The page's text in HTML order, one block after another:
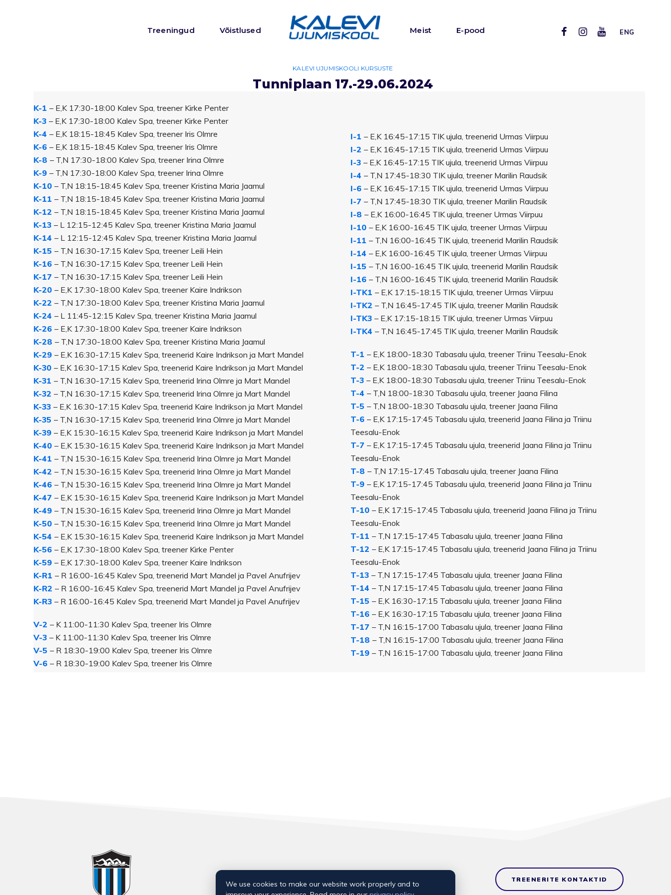
ENG
Treeningud Võistlused Meist E-pood
KALEVI UJUMISKOOLI KURSUSTE
Tunniplaan 17.-29.06.2024
K-1– E,K 17:30-18:00 Kalev Spa, treener Kirke Penter
K-3– E,K 17:30-18:00 Kalev Spa, treener Kirke Penter
K-4– E,K 18:15-18:45 Kalev Spa, treener Iris Olmre
K-6– E,K 18:15-18:45 Kalev Spa, treener Iris Olmre
K-8– T,N 17:30-18:00 Kalev Spa, treener Irina Olmre
K-9– T,N 17:30-18:00 Kalev Spa, treener Irina Olmre
K-10– T,N 18:15-18:45 Kalev Spa, treener Kristina Maria Jaamul
K-11– T,N 18:15-18:45 Kalev Spa, treener Kristina Maria Jaamul
K-12– T,N 18:15-18:45 Kalev Spa, treener Kristina Maria Jaamul
K-13– L 12:15-12:45 Kalev Spa, treener Kristina Maria Jaamul
K-14– L 12:15-12:45 Kalev Spa, treener Kristina Maria Jaamul
K-15– T,N 16:30-17:15 Kalev Spa, treener Leili Hein
K-16– T,N 16:30-17:15 Kalev Spa, treener Leili Hein
K-17– T,N 16:30-17:15 Kalev Spa, treener Leili Hein
K-20– E,K 17:30-18:00 Kalev Spa, treener Kaire Indrikson
K-22– T,N 17:30-18:00 Kalev Spa, treener Kristina Maria Jaamul
K-24– L 11:45-12:15 Kalev Spa, treener Kristina Maria Jaamul
K-26– E,K 17:30-18:00 Kalev Spa, treener Kaire Indrikson
K-28– T,N 17:30-18:00 Kalev Spa, treener Kristina Maria Jaamul
K-29– E,K 16:30-17:15 Kalev Spa, treenerid Kaire Indrikson ja Mart Mandel
K-30– E,K 16:30-17:15 Kalev Spa, treenerid Kaire Indrikson ja Mart Mandel
K-31– T,N 16:30-17:15 Kalev Spa, treenerid Irina Olmre ja Mart Mandel
K-32– T,N 16:30-17:15 Kalev Spa, treenerid Irina Olmre ja Mart Mandel
K-33– E,K 16:30-17:15 Kalev Spa, treenerid Kaire Indrikson ja Mart Mandel
K-35– T,N 16:30-17:15 Kalev Spa, treenerid Irina Olmre ja Mart Mandel
K-39– E,K 15:30-16:15 Kalev Spa, treenerid Kaire Indrikson ja Mart Mandel
K-40– E,K 15:30-16:15 Kalev Spa, treenerid Kaire Indrikson ja Mart Mandel
K-41– T,N 15:30-16:15 Kalev Spa, treenerid Irina Olmre ja Mart Mandel
K-42– T,N 15:30-16:15 Kalev Spa, treenerid Irina Olmre ja Mart Mandel
K-46– T,N 15:30-16:15 Kalev Spa, treenerid Irina Olmre ja Mart Mandel
K-47– E,K 15:30-16:15 Kalev Spa, treenerid Kaire Indrikson ja Mart Mandel
K-49– T,N 15:30-16:15 Kalev Spa, treenerid Irina Olmre ja Mart Mandel
K-50– T,N 15:30-16:15 Kalev Spa, treenerid Irina Olmre ja Mart Mandel
K-54– E,K 15:30-16:15 Kalev Spa, treenerid Kaire Indrikson ja Mart Mandel
K-56– E,K 17:30-18:00 Kalev Spa, treener Kirke Penter
K-59– E,K 17:30-18:00 Kalev Spa, treener Kaire Indrikson
K-R1– R 16:00-16:45 Kalev Spa, treenerid Mart Mandel ja Pavel Anufrijev
K-R2– R 16:00-16:45 Kalev Spa, treenerid Mart Mandel ja Pavel Anufrijev
K-R3– R 16:00-16:45 Kalev Spa, treenerid Mart Mandel ja Pavel Anufrijev
V-2– K 11:00-11:30 Kalev Spa, treener Iris Olmre
V-3– K 11:00-11:30 Kalev Spa, treener Iris Olmre
V-5– R 18:30-19:00 Kalev Spa, treener Iris Olmre
V-6– R 18:30-19:00 Kalev Spa, treener Iris Olmre
I-1 – E,K 16:45-17:15 TIK ujula, treenerid Urmas Viirpuu
I-2 – E,K 16:45-17:15 TIK ujula, treenerid Urmas Viirpuu
I-3 – E,K 16:45-17:15 TIK ujula, treenerid Urmas Viirpuu
I-4 – T,N 17:45-18:30 TIK ujula, treener Marilin Raudsik
I-6 – E,K 16:45-17:15 TIK ujula, treenerid Urmas Viirpuu
I-7 – T,N 17:45-18:30 TIK ujula, treener Marilin Raudsik
I-8 – E,K 16:00-16:45 TIK ujula, treener Urmas Viirpuu
I-10 – E,K 16:00-16:45 TIK ujula, treener Urmas Viirpuu
I-11 – T,N 16:00-16:45 TIK ujula, treenerid Marilin Raudsik
I-14 – E,K 16:00-16:45 TIK ujula, treener Urmas Viirpuu
I-15 – T,N 16:00-16:45 TIK ujula, treenerid Marilin Raudsik
I-16 – T,N 16:00-16:45 TIK ujula, treenerid Marilin Raudsik
I-TK1 – E,K 17:15-18:15 TIK ujula, treener Urmas Viirpuu
I-TK2 – T,N 16:45-17:45 TIK ujula, treener Marilin Raudsik
I-TK3 – E,K 17:15-18:15 TIK ujula, treener Urmas Viirpuu
I-TK4 – T,N 16:45-17:45 TIK ujula, treener Marilin Raudsik
T-1 – E,K 18:00-18:30 Tabasalu ujula, treener Triinu Teesalu-Enok
T-2 – E,K 18:00-18:30 Tabasalu ujula, treener Triinu Teesalu-Enok
T-3 – E,K 18:00-18:30 Tabasalu ujula, treener Triinu Teesalu-Enok
T-4 – T,N 18:00-18:30 Tabasalu ujula, treener Jaana Filina
T-5 – T,N 18:00-18:30 Tabasalu ujula, treener Jaana Filina
T-6 – E,K 17:15-17:45 Tabasalu ujula, treenerid Jaana Filina ja Triinu
Teesalu-Enok
T-7 – E,K 17:15-17:45 Tabasalu ujula, treenerid Jaana Filina ja Triinu
Teesalu-Enok
T-8 – T,N 17:15-17:45 Tabasalu ujula, treener Jaana Filina
T-9 – E,K 17:15-17:45 Tabasalu ujula, treenerid Jaana Filina ja Triinu
Teesalu-Enok
T-10 – E,K 17:15-17:45 Tabasalu ujula, treenerid Jaana Filina ja Triinu
Teesalu-Enok
T-11 – T,N 17:15-17:45 Tabasalu ujula, treener Jaana Filina
T-12 – E,K 17:15-17:45 Tabasalu ujula, treenerid Jaana Filina ja Triinu
Teesalu-Enok
T-13 – T,N 17:15-17:45 Tabasalu ujula, treener Jaana Filina
T-14 – T,N 17:15-17:45 Tabasalu ujula, treener Jaana Filina
T-15 – E,K 16:30-17:15 Tabasalu ujula, treener Jaana Filina
T-16 – E,K 16:30-17:15 Tabasalu ujula, treener Jaana Filina
T-17 – T,N 16:15-17:00 Tabasalu ujula, treener Jaana Filina
T-18 – T,N 16:15-17:00 Tabasalu ujula, treener Jaana Filina
T-19 – T,N 16:15-17:00 Tabasalu ujula, treener Jaana Filina
E-post: info@ujumiskool.ee
TREENERITE KONTAKTID
We use cookies to make our website work properly and to